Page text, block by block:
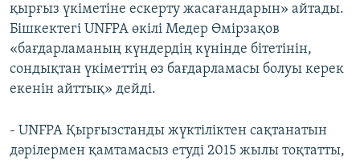
қырғыз үкіметіне ескерту жасағандарын» айтады.
Бішкектегі UNFPA өкілі Медер Өмірзақов
«бағдарламаның күндердің күнінде бітетінін,
сондықтан үкіметтің өз бағдарламасы болуы керек
екенін айттық» дейді.
- UNFPA Қырғызстанды жүктіліктен сақтанатын
дәрілермен қамтамасыз етуді 2015 жылы тоқтатты,